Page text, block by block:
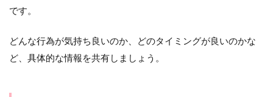
です。
どんな行為が気持ち良いのか、どのタイミングが良いのかな
ど、具体的な情報を共有しましょう。